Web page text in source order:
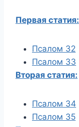
Первая статия:
Псалом 32
Псалом 33
Вторая статия:
Псалом 34
Псалом 35